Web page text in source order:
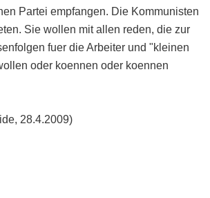
Partei empfangen. Die Kommunisten
Sie wollen mit allen reden, die zur
fuer die Arbeiter und "kleinen
oder koennen oder koennen
28.4.2009)